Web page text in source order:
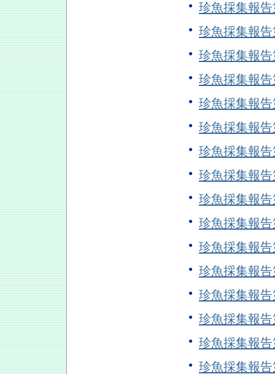
珍魚採集報
珍魚採集報
珍魚採集報
珍魚採集報
珍魚採集報
珍魚採集報
珍魚採集報
珍魚採集報
珍魚採集報
珍魚採集報
珍魚採集報
珍魚採集報
珍魚採集報
珍魚採集報
珍魚採集報
珍魚採集報